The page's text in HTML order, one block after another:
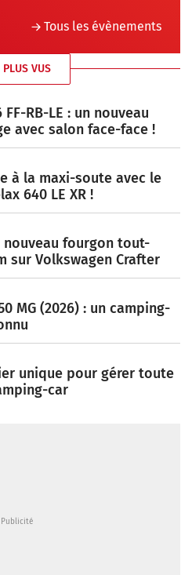
Tous les évènements
PLUS VUS
RB-LE : un nouveau
avec salon face-face !
à la maxi-soute avec le
640 LE XR !
nouveau fourgon tout-
sur Volkswagen Crafter
MG (2026) : un camping-
unique pour gérer toute
car